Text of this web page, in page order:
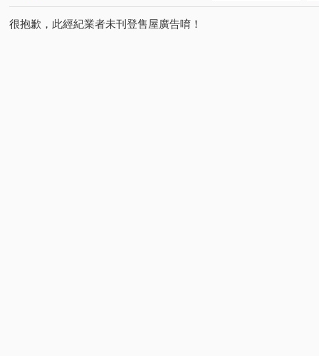
洛陽路(1) 上安路(1) 惠文路(1) 新富路(2)
文心南三
南屯路二段(2) 朝馬七街(1) 福雅路
很抱歉，此經紀業者未刊登售屋廣告唷！